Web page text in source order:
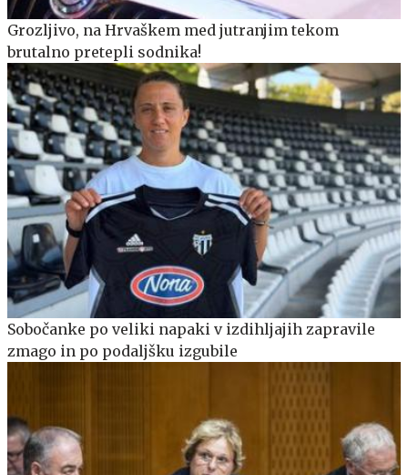
Grozljivo, na Hrvaškem med jutranjim tekom
brutalno pretepli sodnika!
Sobočanke po veliki napaki v izdihljajih zapravile
zmago in po podaljšku izgubile